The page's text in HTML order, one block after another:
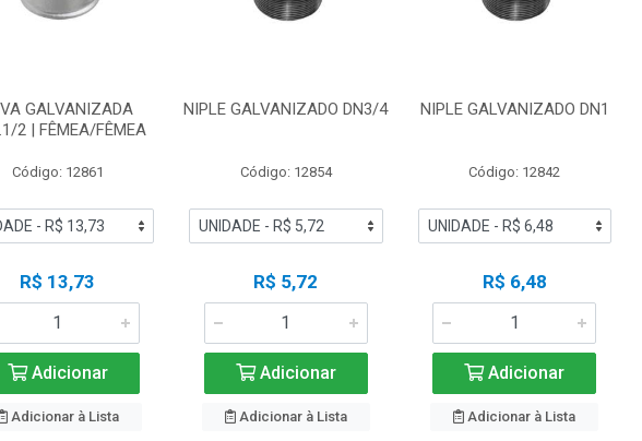
GALVANIZADA
2 | FÊMEA/FÊMEA
Código: 12861
R$ 13,73
Adicionar
Adicionar à Lista
NIPLE GALVANIZADO DN3/4
Código: 12854
R$ 5,72
Adicionar
Adicionar à Lista
NIPLE GALVANIZADO DN1
Código: 12842
R$ 6,48
Adicionar
Adicionar à Lista